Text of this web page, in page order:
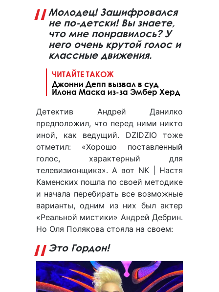
Молодец! Зашифровался
не по-детски! Вы знаете,
что мне понравилось? У
него очень крутой голос и
классные движения.
ЧИТАЙТЕ ТАКОЖ
Джонни Депп вызвал в суд
Илона Маска из-за Эмбер Херд
Детектив Андрей Данилко
предположил, что перед ними никто
иной, как ведущий. DZIDZIO тоже
отметил: «Хорошо поставленный
голос, характерный для
телевизионщика». А вот NK | Настя
Каменских пошла по своей методике
и начала перебирать все возможные
варианты, одним из них был актер
«Реальной мистики» Андрей Дебрин.
Но Оля Полякова стояла на своем:
Это Гордон!